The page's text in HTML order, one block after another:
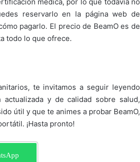
reservarlo en la página web de
pagarlo. El precio de BeamO es de
todo lo que ofrece.
te invitamos a seguir leyendo
y de calidad sobre salud,
útil y que te animes a probar BeamO,
¡Hasta pronto!